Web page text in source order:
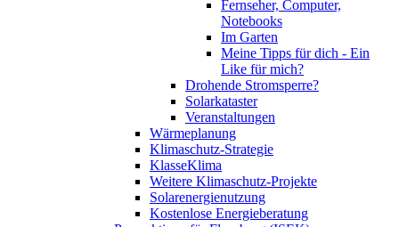
Fernseher, Computer,
Notebooks
Im Garten
Meine Tipps für dich - Ein
Like für mich?
Drohende Stromsperre?
Solarkataster
Veranstaltungen
Wärmeplanung
Klimaschutz-Strategie
KlasseKlima
Weitere Klimaschutz-Projekte
Solarenergienutzung
Kostenlose Energieberatung